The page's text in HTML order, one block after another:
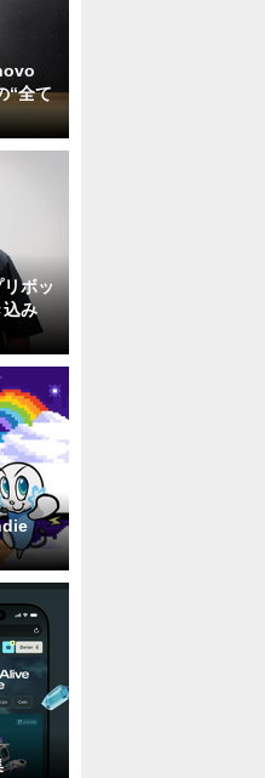
“全て
ボッ
込み